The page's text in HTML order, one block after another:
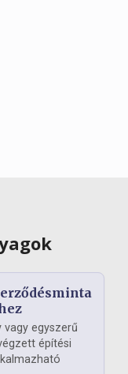
vagy egyszerű
építési